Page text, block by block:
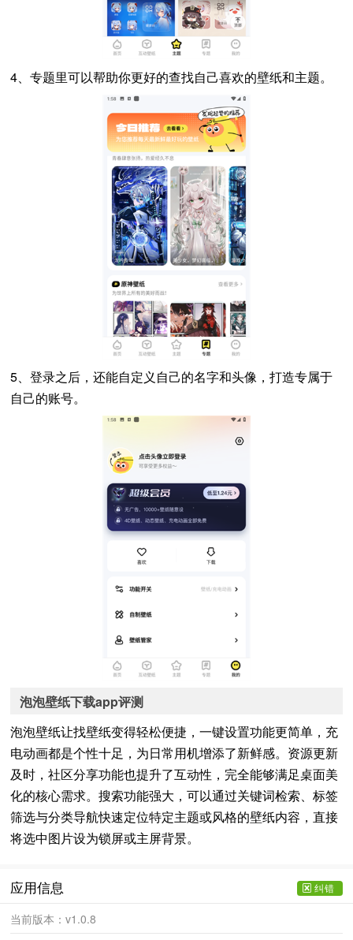
4、专题里可以帮助你更好的查找自己喜欢的壁纸和主题。
5、登录之后，还能自定义自己的名字和头像，打造专属于
自己的账号。
泡泡壁纸下载app评测
泡泡壁纸让找壁纸变得轻松便捷，一键设置功能更简单，充
电动画都是个性十足，为日常用机增添了新鲜感。资源更新
及时，社区分享功能也提升了互动性，完全能够满足桌面美
化的核心需求。搜索功能强大，可以通过关键词检索、标签
筛选与分类导航快速定位特定主题或风格的壁纸内容，直接
将选中图片设为锁屏或主屏背景。
应用信息
当前版本：v1.0.8
纠错